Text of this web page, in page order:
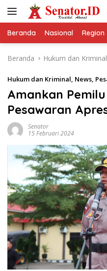
Beranda Nasional Region
Beranda Hukum dan Kriminal
Hukum dan Kriminal, News,
Amankan
Pesawaran
Senator
15 Februari 2024